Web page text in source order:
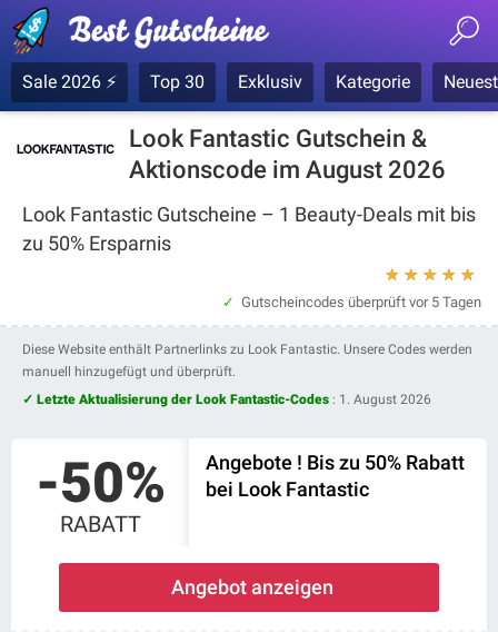
Sale 2026 ⚡ Top 30 Exklusiv Kategorie
Look Fantastic Gutschein &
Aktionscode im August 2026
Look Fantastic Gutscheine – 1 Beauty-Deals mit bis
zu 50% Ersparnis
★
★
★
★
★
Gutscheincodes überprüft vor 5 Tagen
Diese Website enthält Partnerlinks zu Look Fantastic. Unsere Codes werden
manuell hinzugefügt und überprüft.
✓ Letzte Aktualisierung der Look Fantastic-Codes : 1. August 2026
-50%
RABATT
Angebote ! Bis zu 50% Rabatt
bei Look Fantastic
Angebot anzeigen